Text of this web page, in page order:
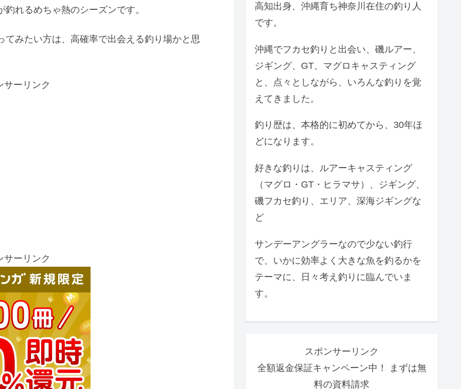
れるめちゃ熱のシーズンです。
みたい方は、高確率で出会える釣り場かと思
サーリンク
サーリンク
高知出身、沖縄育ち神奈川在住の釣り人
です。
沖縄でフカセ釣りと出会い、磯ルアー、
ジギング、GT、マグロキャスティング
と、点々としながら、いろんな釣りを覚
えてきました。
釣り歴は、本格的に初めてから、30年ほ
どになります。
好きな釣りは、ルアーキャスティング
（マグロ・GT・ヒラマサ）、ジギング、
磯フカセ釣り、エリア、深海ジギングな
ど
サンデーアングラーなので少ない釣行
で、いかに効率よく大きな魚を釣るかを
テーマに、日々考え釣りに臨んでいま
す。
スポンサーリンク
全額返金保証キャンペーン中！ まずは無
料の資料請求